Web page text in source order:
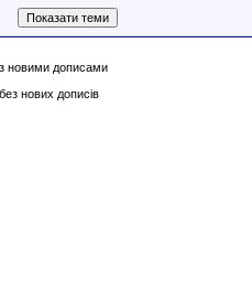
новими дописами
нових дописів